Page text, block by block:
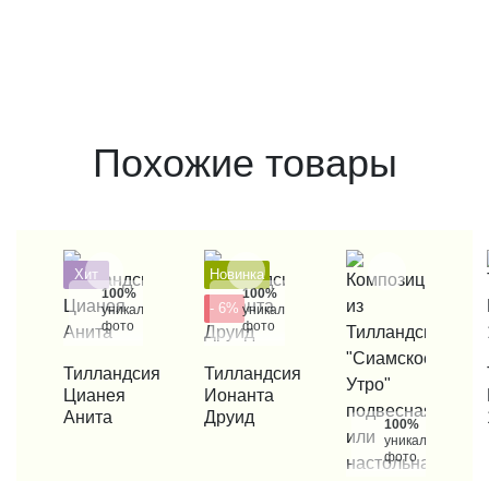
Похожие товары
Хит
100%
уникальные
фото
КУПИТЬ В 1 КЛИК
Тилландсия
Цианея
Анита
Новинка
- 6%
100%
уникальные
фото
КУПИТЬ В 1 КЛИК
Тилландсия
Ионанта
Друид
100%
уникальные
фото